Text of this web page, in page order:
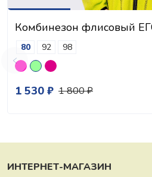
Комбинезон флисовый
80 92 98
1 530 ₽ 1 800 ₽
ИНТЕРНЕТ-МАГАЗИН